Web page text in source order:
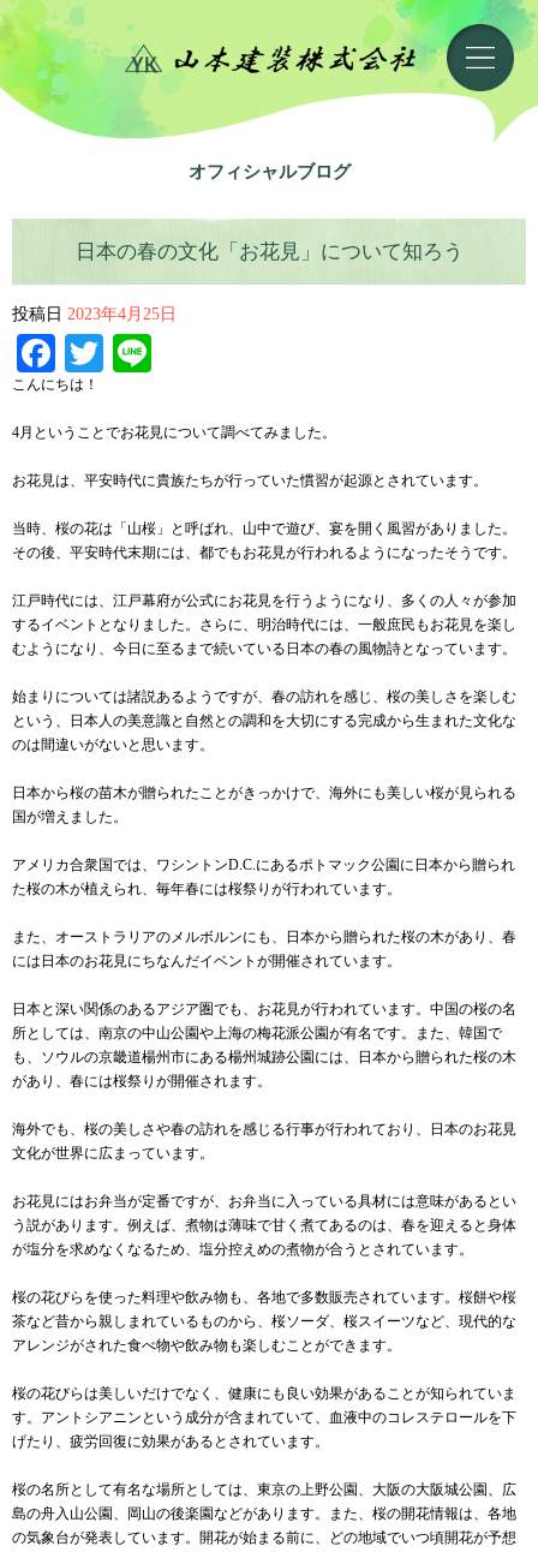
オフィシャルブログ
日本の春の文化「お花見」について知ろう
投稿日 2023年4月25日
Facebook
Twitter
こんにちは！
4月ということでお花見について調べてみました。
お花見は、平安時代に貴族たちが行っていた慣習が起源とされています。
当時、桜の花は「山桜」と呼ばれ、山中で遊び、宴を開く風習がありました。
その後、平安時代末期には、都でもお花見が行われるようになったそうです。
江戸時代には、江戸幕府が公式にお花見を行うようになり、多くの人々が参加
するイベントとなりました。さらに、明治時代には、一般庶民もお花見を楽し
むようになり、今日に至るまで続いている日本の春の風物詩となっています。
始まりについては諸説あるようですが、春の訪れを感じ、桜の美しさを楽しむ
という、日本人の美意識と自然との調和を大切にする完成から生まれた文化な
のは間違いがないと思います。
日本から桜の苗木が贈られたことがきっかけで、海外にも美しい桜が見られる
国が増えました。
アメリカ合衆国では、ワシントンD.C.にあるポトマック公園に日本から贈られ
た桜の木が植えられ、毎年春には桜祭りが行われています。
また、オーストラリアのメルボルンにも、日本から贈られた桜の木があり、春
には日本のお花見にちなんだイベントが開催されています。
日本と深い関係のあるアジア圏でも、お花見が行われています。中国の桜の名
所としては、南京の中山公園や上海の梅花派公園が有名です。また、韓国で
も、ソウルの京畿道楊州市にある楊州城跡公園には、日本から贈られた桜の木
があり、春には桜祭りが開催されます。
海外でも、桜の美しさや春の訪れを感じる行事が行われており、日本のお花見
文化が世界に広まっています。
お花見にはお弁当が定番ですが、お弁当に入っている具材には意味があるとい
う説があります。例えば、煮物は薄味で甘く煮てあるのは、春を迎えると身体
が塩分を求めなくなるため、塩分控えめの煮物が合うとされています。
桜の花びらを使った料理や飲み物も、各地で多数販売されています。桜餅や桜
茶など昔から親しまれているものから、桜ソーダ、桜スイーツなど、現代的な
アレンジがされた食べ物や飲み物も楽しむことができます。
桜の花びらは美しいだけでなく、健康にも良い効果があることが知られていま
す。アントシアニンという成分が含まれていて、血液中のコレステロールを下
げたり、疲労回復に効果があるとされています。
桜の名所として有名な場所としては、東京の上野公園、大阪の大阪城公園、広
島の舟入山公園、岡山の後楽園などがあります。また、桜の開花情報は、各地
の気象台が発表しています。開花が始まる前に、どの地域でいつ頃開花が予想